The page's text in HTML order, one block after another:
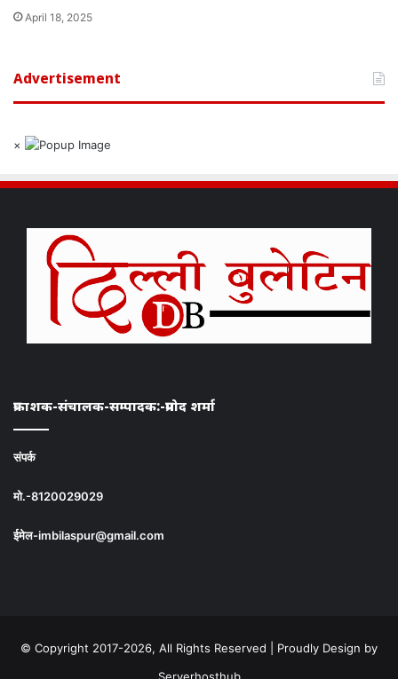
April 18, 2025
Advertisement
×
प्रकाशक-संचालक-सम्पादक:-प्रमोद शर्मा
संपर्क
मो.-8120029029
ईमेल-imbilaspur@gmail.com
© Copyright 2017-2026, All Rights Reserved | Proudly Design by